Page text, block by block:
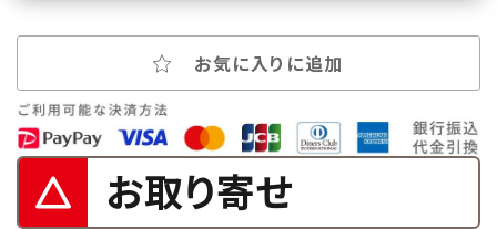
お気に入りに追加
お取り寄せ